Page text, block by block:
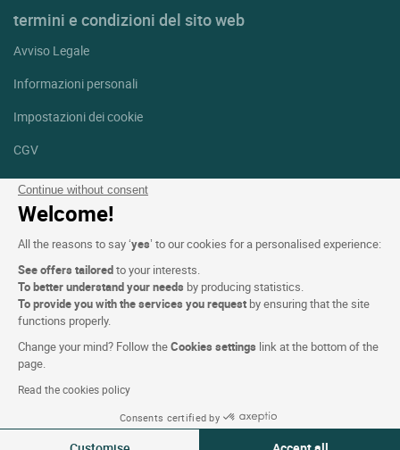
Continue without consent
Welcome!
All the reasons to say ‘yes’ to our cookies for a personalised experience:
See offers tailoredto your interests.
To better understand your needs by producing statistics.
To provide you with the services you request by ensuring that the site
functions properly.
Change your mind? Follow theCookies settings link at the bottom of the
page.
Read the cookies policy
Consents certified by
termini e condizioni del sito web
Avviso Legale
Informazioni personali
Impostazioni dei cookie
CGV
Aiuto
Mappa del sito
Crediti fotografici
Seguici
Facebook
Instagram
Linkedin